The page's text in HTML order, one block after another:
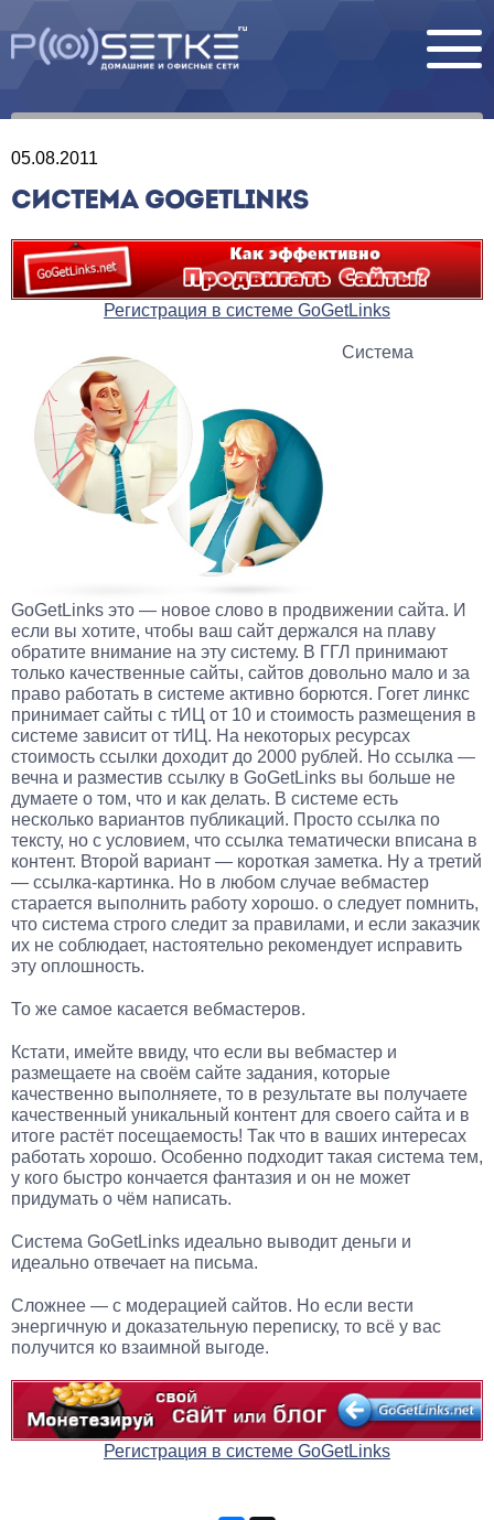
05.08.2011
СИСТЕМА GOGETLINKS
Регистрация в системе GoGetLinks
Система
GoGetLinks это — новое слово в продвижении сайта. И
если вы хотите, чтобы ваш сайт держался на плаву
обратите внимание на эту систему. В ГГЛ принимают
только качественные сайты, сайтов довольно мало и за
право работать в системе активно борются. Гогет линкс
принимает сайты с тИЦ от 10 и стоимость размещения в
системе зависит от тИЦ. На некоторых ресурсах
стоимость ссылки доходит до 2000 рублей. Но ссылка —
вечна и разместив ссылку в GoGetLinks вы больше не
думаете о том, что и как делать. В системе есть
несколько вариантов публикаций. Просто ссылка по
тексту, но с условием, что ссылка тематически вписана в
контент. Второй вариант — короткая заметка. Ну а третий
— ссылка-картинка. Но в любом случае вебмастер
старается выполнить работу хорошо. о следует помнить,
что система строго следит за правилами, и если заказчик
их не соблюдает, настоятельно рекомендует исправить
эту оплошность.
То же самое касается вебмастеров.
Кстати, имейте ввиду, что если вы вебмастер и
размещаете на своём сайте задания, которые
качественно выполняете, то в результате вы получаете
качественный уникальный контент для своего сайта и в
итоге растёт посещаемость! Так что в ваших интересах
работать хорошо. Особенно подходит такая система тем,
у кого быстро кончается фантазия и он не может
придумать о чём написать.
Система GoGetLinks идеально выводит деньги и
идеально отвечает на письма.
Сложнее — с модерацией сайтов. Но если вести
энергичную и доказательную переписку, то всё у вас
получится ко взаимной выгоде.
Регистрация в системе GoGetLinks